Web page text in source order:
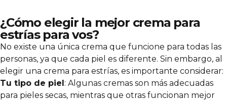
¿Cómo elegir la mejor crema para
estrías para vos?
No existe una única crema que funcione para todas las
personas, ya que cada piel es diferente. Sin embargo, al
elegir una crema para estrías, es importante considerar:
Tu tipo de piel: Algunas cremas son más adecuadas
para pieles secas, mientras que otras funcionan mejor